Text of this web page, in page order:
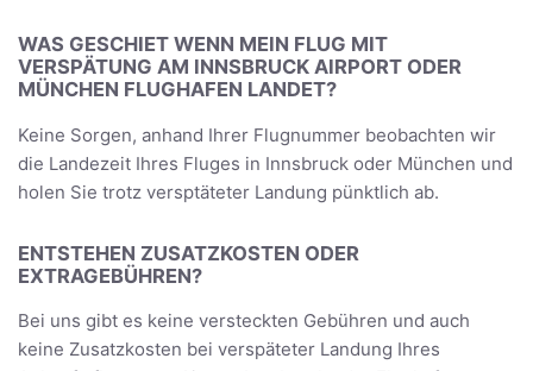
WAS GESCHIET WENN MEIN FLUG MIT
VERSPÄTUNG AM INNSBRUCK AIRPORT ODER
MÜNCHEN FLUGHAFEN LANDET?
Keine Sorgen, anhand Ihrer Flugnummer beobachten wir
die Landezeit Ihres Fluges in Innsbruck oder München und
holen Sie trotz versptäteter Landung pünktlich ab.
ENTSTEHEN ZUSATZKOSTEN ODER
EXTRAGEBÜHREN?
Bei uns gibt es keine versteckten Gebühren und auch
keine Zusatzkosten bei verspäteter Landung Ihres